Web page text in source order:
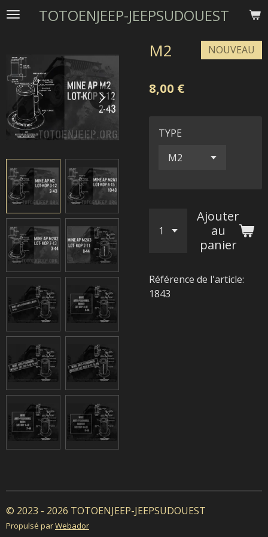
Passer
principal
TOTOENJEEP-JEEPSUDOUEST
M2 NOUVEAU
8,00 €
TYPE
Ajouter
au
panier
Référence de l'article:
1843
© 2023 - 2026 TOTOENJEEP-JEEPSUDOUEST
Propulsé parWebador